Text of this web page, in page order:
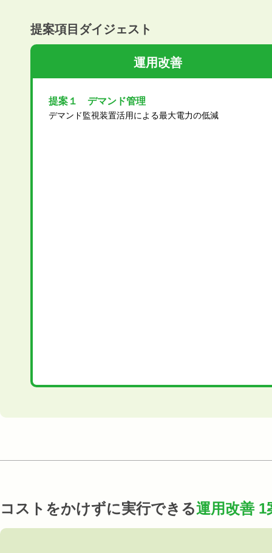
提案項目ダイジェスト
運用改善
提案１ デマンド管理
デマンド監視装置活用による最大電力の低減
コストをかけずに実行できる運用改善 1